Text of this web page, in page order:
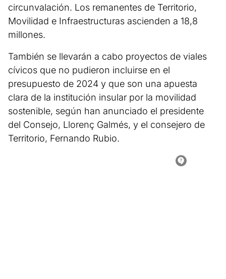
circunvalación. Los remanentes de Territorio,
Movilidad e Infraestructuras ascienden a 18,8
millones.
También se llevarán a cabo proyectos de viales
cívicos que no pudieron incluirse en el
presupuesto de 2024 y que son una apuesta
clara de la institución insular por la movilidad
sostenible, según han anunciado el presidente
del Consejo, Llorenç Galmés, y el consejero de
Territorio, Fernando Rubio.